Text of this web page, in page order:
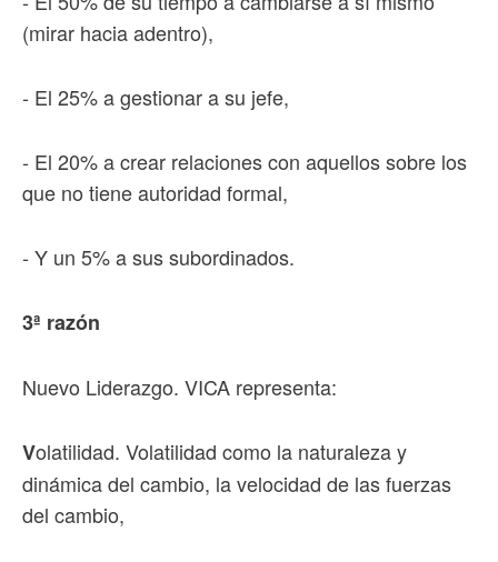
(mirar hacia adentro),
- El 25% a gestionar a su jefe,
- El 20% a crear relaciones con aquellos sobre los
que no tiene autoridad formal,
- Y un 5% a sus subordinados.
3ª razón
Nuevo Liderazgo. VICA representa:
Volatilidad. Volatilidad como la naturaleza y
dinámica del cambio, la velocidad de las fuerzas
del cambio,